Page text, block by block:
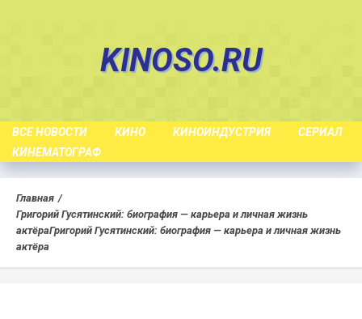
KINOSO.RU
ВСЕ НОВОСТИ КИНО КИНОИНДУСТРИЯ
СЕРИАЛ
КИНЕМАТОГРАФ
Главная
Григорий Гусятинский: биография — карьера и личная жизнь
актёраГригорий Гусятинский: биография — карьера и личная жизнь
актёра